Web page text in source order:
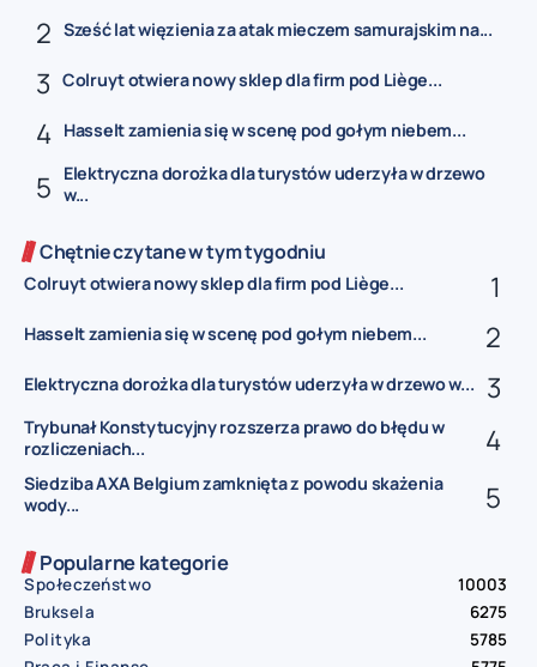
Sześć lat więzienia za atak mieczem samurajskim na...
Colruyt otwiera nowy sklep dla firm pod Liège...
Hasselt zamienia się w scenę pod gołym niebem...
Elektryczna dorożka dla turystów uderzyła w drzewo
w...
Chętnie czytane w tym tygodniu
Colruyt otwiera nowy sklep dla firm pod Liège...
Hasselt zamienia się w scenę pod gołym niebem...
Elektryczna dorożka dla turystów uderzyła w drzewo w...
Trybunał Konstytucyjny rozszerza prawo do błędu w
rozliczeniach...
Siedziba AXA Belgium zamknięta z powodu skażenia
wody...
Popularne kategorie
Społeczeństwo
10003
Bruksela
6275
Polityka
5785